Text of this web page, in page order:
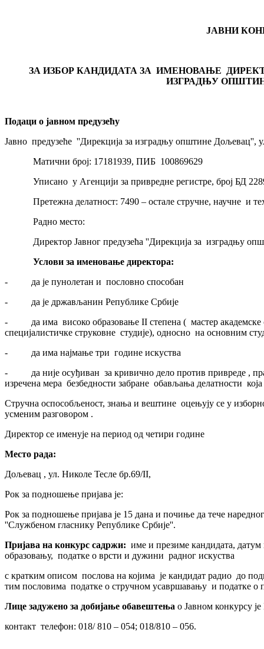
ЈАВНИ
ЗА ИЗБОР КАНДИДАТА ЗА ИМЕНОВАЊЕ
ИЗГРАДЊУ
Подаци о јавном предузећу
Јавно предузеће ''Дирекција за изградњу општине Дољевац'',
Матични број: 17181939, ПИБ 100869629
Уписано у Агенцији за привредне регистре, број БД
Претежна делатност: 7490 – остале стручне, научне и
Радно место:
Директор Јавног предузећа ''Дирекција за изградњу
Услови за именовање директора:
- да је пунолетан и пословно способан
- да је држављанин Републике Србије
- да има високо образовање II степена ( мастер академске
специјалистичке струковне студије), односно на основним
- да има најмање три године искуства
- да није осуђиван за кривично дело против привреде ,
изречена мера безбедности забране обављања делатности која
Стручна оспособљеност, знања и вештине оцењују се у
усменим разговором .
Директор се именује на период од четири године
Место рада:
Дољевац , ул. Николе Тесле бр.69/II,
Рок за подношење пријава је:
Рок за подношење пријава је 15 дана и почиње да тече
''Службеном гласнику Републике Србије''.
Пријава на конкурс садржи: име и презиме кандидата,
образовању, податке о врсти и дужини радног искуства
с кратким описом послова на којима је кандидат радио до
тим пословима податке о стручном усавршавању и податке о
Лице задужено за добијање обавештења о Jавном конкурсу
контакт телефон: 018/ 810 – 054; 018/810 – 056.